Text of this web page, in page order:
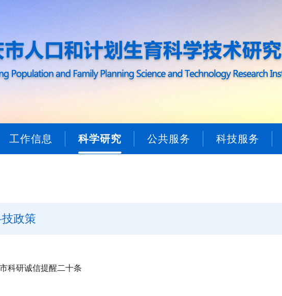
工作信息 科学研究 公共服务 科技服务
政策
科研诚信提醒二十条